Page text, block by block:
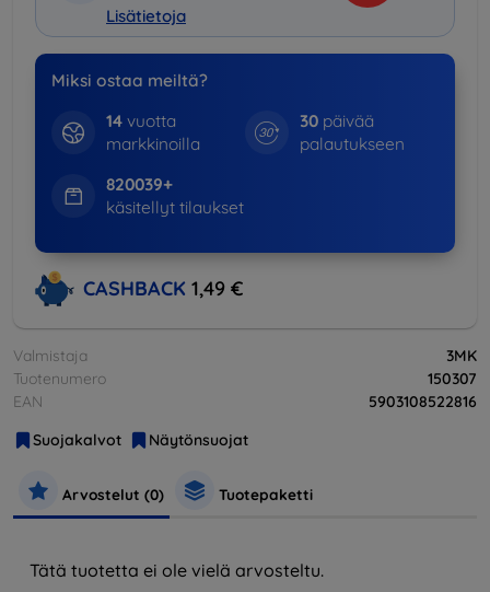
Lisätietoja
Miksi ostaa meiltä?
14vuotta
markkinoilla
30 päivää
palautukseen
820039+
käsitellyt tilaukset
CASHBACK 1,49 €
Valmistaja
3MK
Tuotenumero
150307
EAN
5903108522816
Suojakalvot
Näytönsuojat
Arvostelut (0) Tuotepaketti
Tätä tuotetta ei ole vielä arvosteltu.